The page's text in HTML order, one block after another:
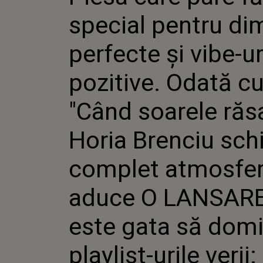
URI
special pentru
perfecte și vibe-
pozitive. Odată cu
"Când soarele
Horia Brenciu
complet
aduce O
este gata să
playlist-urile verii: